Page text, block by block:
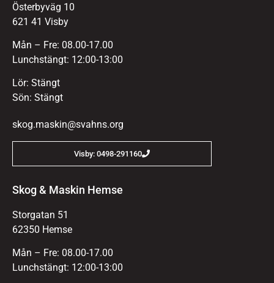
Österbyväg 10
621 41 Visby
Mån – Fre: 08.00-17.00
Lunchstängt: 12:00-13:00
Lör: Stängt
Sön: Stängt
skog.maskin@svahns.org
Visby: 0498-291160
Skog & Maskin Hemse
Storgatan 51
62350 Hemse
Mån – Fre: 08.00-17.00
Lunchstängt: 12:00-13:00